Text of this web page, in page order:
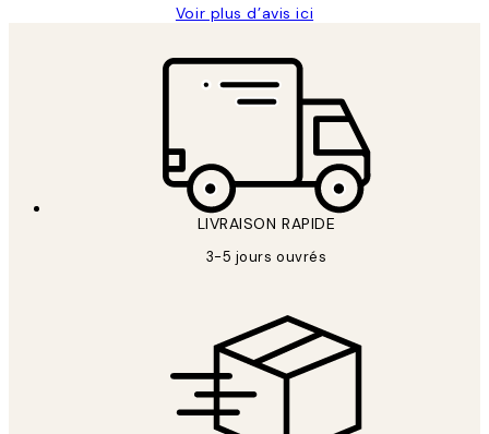
Voir plus d’avis ici
LIVRAISON RAPIDE
3-5 jours ouvrés